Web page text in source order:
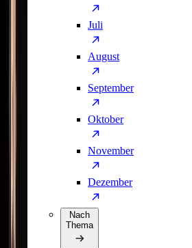
Juli
August
September
Oktober
November
Dezember
Nach
Thema